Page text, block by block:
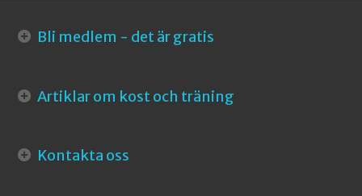
Bli medlem - det är gratis
Artiklar om kost och träning
Kontakta oss